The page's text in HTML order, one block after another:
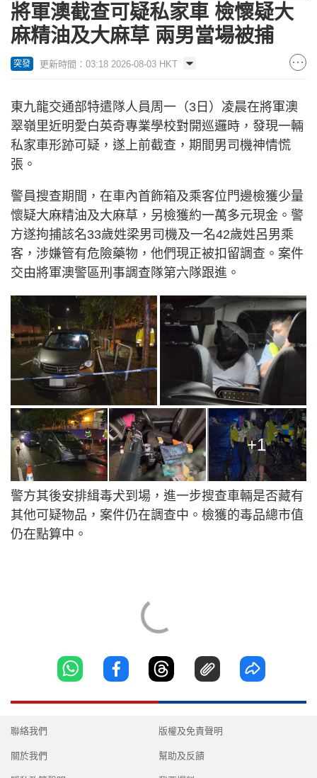
將軍澳截查可疑私家車 檢懷疑大
麻精油及大麻草 兩男當場被捕
突發 更新時間：03:18 2026-08-03 HKT
東九龍交通部特遣隊人員周一（3日）凌晨在將軍澳
翠嶺里近明愛白英奇專業學校對開巡邏時，發現一輛
私家車形跡可疑，遂上前截查，期間男司機神情慌
張。
警員搜查期間，在車內首飾箱及乘客位門邊檢獲少量
懷疑大麻精油及大麻草，另檢獲約一萬多元現金。警
方遂拘捕該名33歲姓梁男司機及一名42歲姓呂男乘
客，涉嫌管有危險藥物，他們現正被扣留調查。案件
交由將軍澳警區刑事調查隊第六隊跟進。
+1
警方其後安排緝毒犬到場，進一步搜查車輛是否藏有
其他可疑物品，案件仍在調查中。檢獲的毒品總市值
仍在點算中。
聯絡我們
關於我們
版權及免責聲明
幫助及反饋